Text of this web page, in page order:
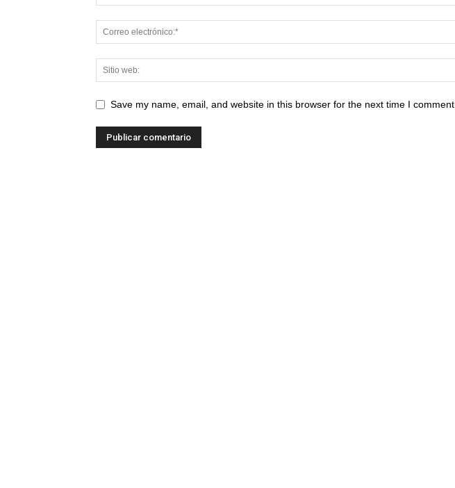
Save my name, email, and website in this browser for the next time I comment.